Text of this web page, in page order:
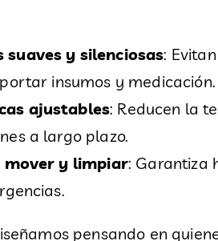
suaves y silenciosas:
insumos y medicación.
ajustables: Reducen la
a largo plazo.
y limpiar: Garantiza
pensando en